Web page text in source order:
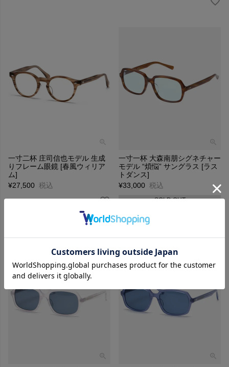
一寸二杯 庄司信也モデル 生成
りフレーム眼鏡 [春風ウィリア
ム]
¥27,500 税込
一寸一杯 大森南朋シグネチャー
モデル “煩悩” サングラス [ラス
トダンス]
¥33,000 税込
SOLD OUT